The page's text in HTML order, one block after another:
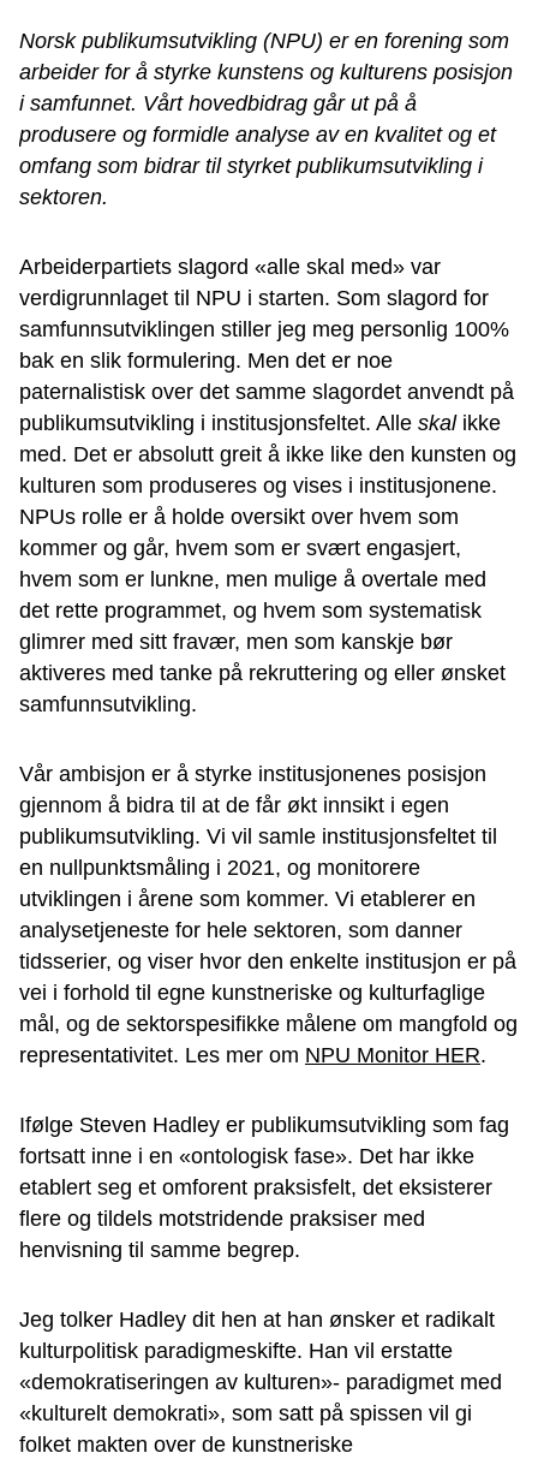
Norsk publikumsutvikling (NPU) er en forening som
arbeider for å styrke kunstens og kulturens posisjon
i samfunnet. Vårt hovedbidrag går ut på å
produsere og formidle analyse av en kvalitet og et
omfang som bidrar til styrket publikumsutvikling i
sektoren.
Arbeiderpartiets slagord «alle skal med» var
verdigrunnlaget til NPU i starten. Som slagord for
samfunnsutviklingen stiller jeg meg personlig 100%
bak en slik formulering. Men det er noe
paternalistisk over det samme slagordet anvendt på
publikumsutvikling i institusjonsfeltet. Alle skalikke
med. Det er absolutt greit å ikke like den kunsten og
kulturen som produseres og vises i institusjonene.
NPUs rolle er å holde oversikt over hvem som
kommer og går, hvem som er svært engasjert,
hvem som er lunkne, men mulige å overtale med
det rette programmet, og hvem som systematisk
glimrer med sitt fravær, men som kanskje bør
aktiveres med tanke på rekruttering og eller ønsket
samfunnsutvikling.
Vår ambisjon er å styrke institusjonenes posisjon
gjennom å bidra til at de får økt innsikt i egen
publikumsutvikling. Vi vil samle institusjonsfeltet til
en nullpunktsmåling i 2021, og monitorere
utviklingen i årene som kommer. Vi etablerer en
analysetjeneste for hele sektoren, som danner
tidsserier, og viser hvor den enkelte institusjon er på
vei i forhold til egne kunstneriske og kulturfaglige
mål, og de sektorspesifikke målene om mangfold og
representativitet. Les mer om NPU Monitor HER.
Ifølge Steven Hadley er publikumsutvikling som fag
fortsatt inne i en «ontologisk fase». Det har ikke
etablert seg et omforent praksisfelt, det eksisterer
flere og tildels motstridende praksiser med
henvisning til samme begrep.
Jeg tolker Hadley dit hen at han ønsker et radikalt
kulturpolitisk paradigmeskifte. Han vil erstatte
«demokratiseringen av kulturen»- paradigmet med
«kulturelt demokrati», som satt på spissen vil gi
folket makten over de kunstneriske